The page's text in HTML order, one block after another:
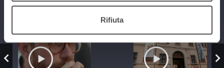
Rifiuta
Ascolta il servizio Ascolta il